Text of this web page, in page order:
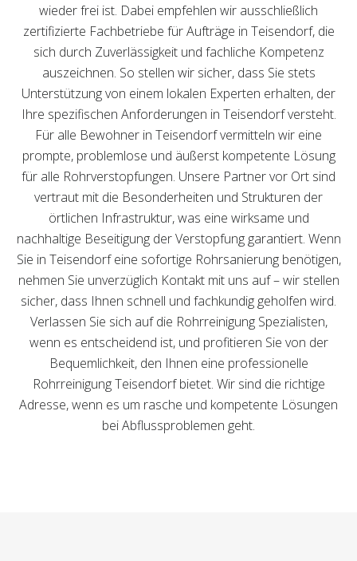
wieder frei ist. Dabei empfehlen wir ausschließlich
zertifizierte Fachbetriebe für Aufträge in Teisendorf, die
sich durch Zuverlässigkeit und fachliche Kompetenz
auszeichnen. So stellen wir sicher, dass Sie stets
Unterstützung von einem lokalen Experten erhalten, der
Ihre spezifischen Anforderungen in Teisendorf versteht.
Für alle Bewohner in Teisendorf vermitteln wir eine
prompte, problemlose und äußerst kompetente Lösung
für alle Rohrverstopfungen. Unsere Partner vor Ort sind
vertraut mit die Besonderheiten und Strukturen der
örtlichen Infrastruktur, was eine wirksame und
nachhaltige Beseitigung der Verstopfung garantiert. Wenn
Sie in Teisendorf eine sofortige Rohrsanierung benötigen,
nehmen Sie unverzüglich Kontakt mit uns auf – wir stellen
sicher, dass Ihnen schnell und fachkundig geholfen wird.
Verlassen Sie sich auf die Rohrreinigung Spezialisten,
wenn es entscheidend ist, und profitieren Sie von der
Bequemlichkeit, den Ihnen eine professionelle
Rohrreinigung Teisendorf bietet. Wir sind die richtige
Adresse, wenn es um rasche und kompetente Lösungen
bei Abflussproblemen geht.